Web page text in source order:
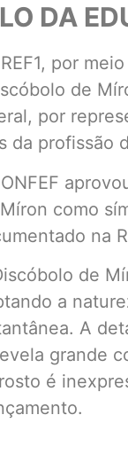
DA
por
de
por
da profissão
como
na
de
a
A
grande
é